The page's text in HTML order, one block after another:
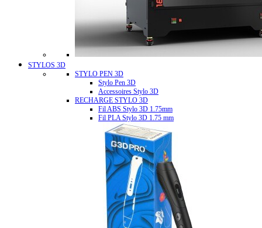
STYLOS 3D
STYLO PEN 3D
Stylo Pen 3D
Accessoires Stylo 3D
RECHARGE STYLO 3D
Fil ABS Stylo 3D 1.75mm
Fil PLA Stylo 3D 1.75 mm